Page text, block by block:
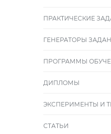
ПРАКТИЧЕСКИЕ
ГЕНЕРАТОРЫ
ПРОГРАММЫ
ДИПЛОМЫ
ЭКСПЕРИМЕНТЫ И
СТАТЬИ